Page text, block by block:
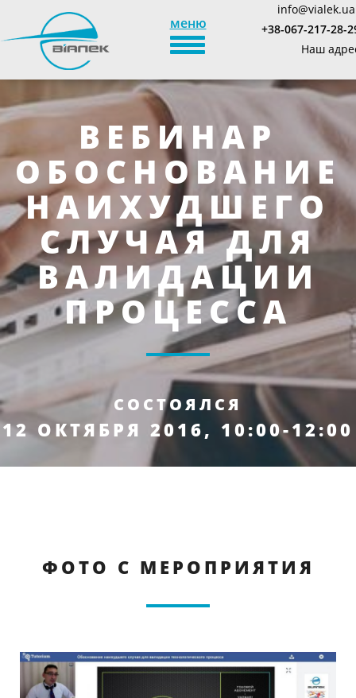
меню
TOGGLE_NAVIGATION
info@vialek.ua
+38-067-217-28-
Наш
ВЕБИНАР
ОБОСНОВАНИЕ
НАИХУДШЕГО
СЛУЧАЯ ДЛЯ
ВАЛИДАЦИИ
ПРОЦЕССА
СОСТОЯЛСЯ
12 ОКТЯБРЯ 2016, 10:00-12:00
ФОТО С МЕРОПРИЯТИЯ